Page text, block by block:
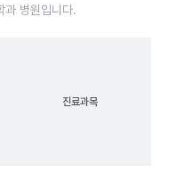
과 병원입니다.
진료과목